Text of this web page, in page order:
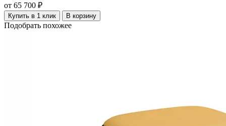
от 65 700 ₽
Купить в 1 клик В корзину
Подобрать похожее